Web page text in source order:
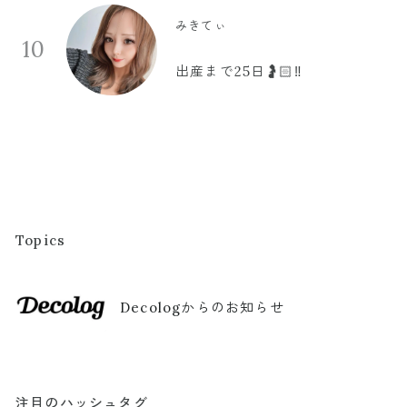
10
みきてぃ
出産まで25日🤰🏻‼️
Topics
Decologからのお知らせ
注目のハッシュタグ